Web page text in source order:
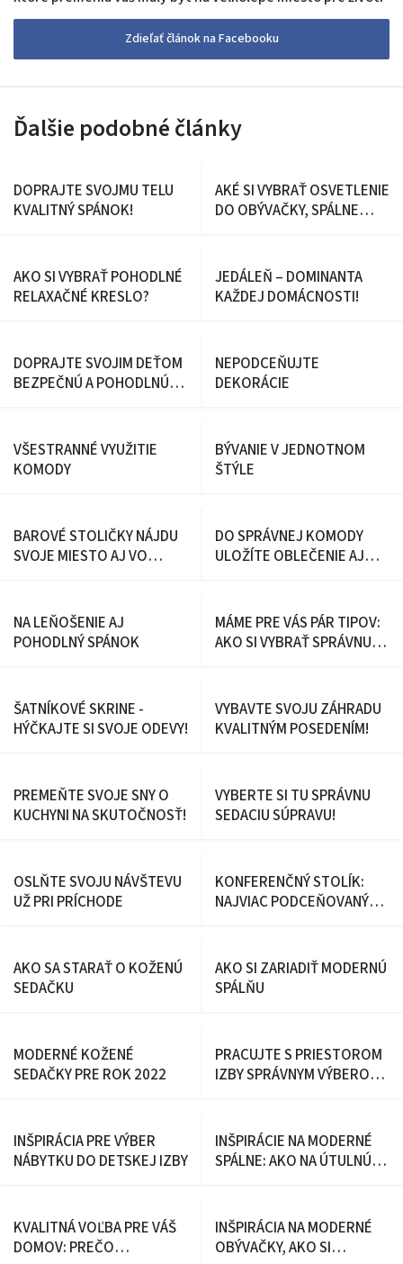
Zdieľať článok na Facebooku
Ďalšie podobné články
DOPRAJTE SVOJMU TELU
KVALITNÝ SPÁNOK!
AKÉ SI VYBRAŤ OSVETLENIE
DO OBÝVAČKY, SPÁLNE
AKO SI VYBRAŤ POHODLNÉ
RELAXAČNÉ KRESLO?
JEDÁLEŇ – DOMINANTA
KAŽDEJ DOMÁCNOSTI!
DOPRAJTE SVOJIM DEŤOM
BEZPEČNÚ A POHODLNÚ
NEPODCEŇUJTE
DEKORÁCIE
VŠESTRANNÉ VYUŽITIE
KOMODY
BÝVANIE V JEDNOTNOM
ŠTÝLE
BAROVÉ STOLIČKY NÁJDU
SVOJE MIESTO AJ VO
DO SPRÁVNEJ KOMODY
ULOŽÍTE OBLEČENIE AJ
NA LEŇOŠENIE AJ
POHODLNÝ SPÁNOK
MÁME PRE VÁS PÁR TIPOV:
AKO SI VYBRAŤ SPRÁVNU
ŠATNÍKOVÉ SKRINE -
HÝČKAJTE SI SVOJE ODEVY!
VYBAVTE SVOJU ZÁHRADU
KVALITNÝM POSEDENÍM!
PREMEŇTE SVOJE SNY O
KUCHYNI NA SKUTOČNOSŤ!
VYBERTE SI TU SPRÁVNU
SEDACIU SÚPRAVU!
OSLŇTE SVOJU NÁVŠTEVU
UŽ PRI PRÍCHODE
KONFERENČNÝ STOLÍK:
NAJVIAC PODCEŇOVANÝ
AKO SA STARAŤ O KOŽENÚ
SEDAČKU
AKO SI ZARIADIŤ MODERNÚ
SPÁLŇU
MODERNÉ KOŽENÉ
SEDAČKY PRE ROK 2022
PRACUJTE S PRIESTOROM
IZBY SPRÁVNYM VÝBEROM
INŠPIRÁCIA PRE VÝBER
NÁBYTKU DO DETSKEJ IZBY
INŠPIRÁCIE NA MODERNÉ
SPÁLNE: AKO NA ÚTULNÚ
KVALITNÁ VOĽBA PRE VÁŠ
DOMOV: PREČO
INŠPIRÁCIA NA MODERNÉ
OBÝVAČKY, AKO SI